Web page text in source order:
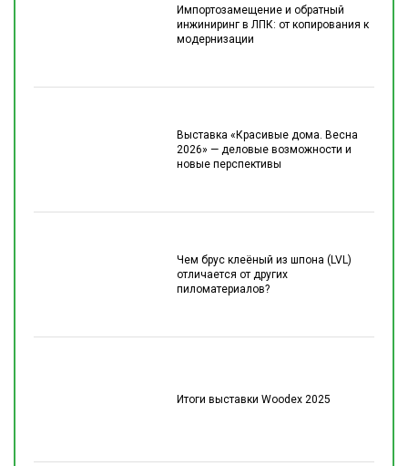
Импортозамещение и обратный
инжиниринг в ЛПК: от копирования к
модернизации
Выставка «Красивые дома. Весна
2026» — деловые возможности и
новые перспективы
Чем брус клеёный из шпона (LVL)
отличается от других
пиломатериалов?
Итоги выставки Woodex 2025